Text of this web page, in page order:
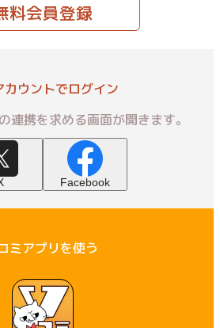
料会員登録
カウントでログイン
連携を求める画面が開きます。
Facebook
ミアプリを使う